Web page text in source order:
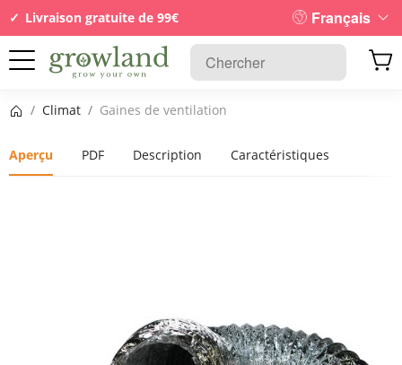
Livraison gratuite de 99€ Français
Page d’accueil
/ Climat / Gaines de ventilation
Aperçu PDF Description Caractéristiques